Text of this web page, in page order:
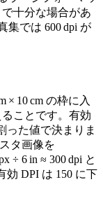
で十分な場合があ
集では 600 dpi が
× 10 cm の枠に入
ことです。 有効
った値で決まりま
タ画像を
÷ 6 in ≈ 300 dpi と
効 DPI は 150 に下